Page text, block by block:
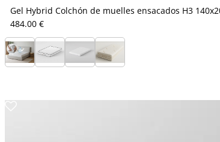
Gel Hybrid Colchón de muelles ensacados H3
484.00 €